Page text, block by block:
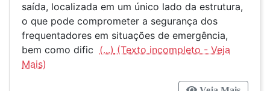
saída, localizada em um único lado da estrutura,
o que pode comprometer a segurança dos
frequentadores em situações de emergência,
bem como dific (...)